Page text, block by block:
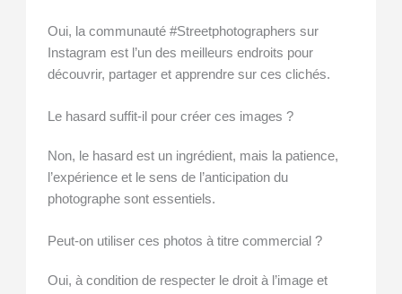
Oui, la communauté #Streetphotographers sur
Instagram est l’un des meilleurs endroits pour
découvrir, partager et apprendre sur ces clichés.
Le hasard suffit-il pour créer ces images ?
Non, le hasard est un ingrédient, mais la patience,
l’expérience et le sens de l’anticipation du
photographe sont essentiels.
Peut-on utiliser ces photos à titre commercial ?
Oui, à condition de respecter le droit à l’image et